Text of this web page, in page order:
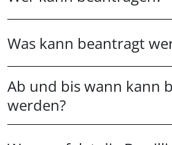
Was kann beantragt
Ab und bis wann kann
werden?